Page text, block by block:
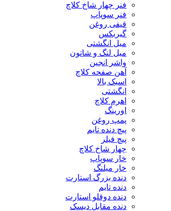
فنر چهار شاخ کلاچ
فنر سوپاپ
قیفی روغن
گیربکس
میل انگشتی
میل لنگ و شاتون
واشر انجین
آهن صفحه کلاچ
اسبک بالا
انگشتی
اهرم کلاچ
اورینگ
پمپ روغن
پیچ دنده تایم
پیچ فیلر
چهار شاخ کلاچ
خار سوپاپ
خار میلنگ
دنده بزرگ استارت
دنده تایم
دنده دوقلو استارت
دنده مقابل دیسک